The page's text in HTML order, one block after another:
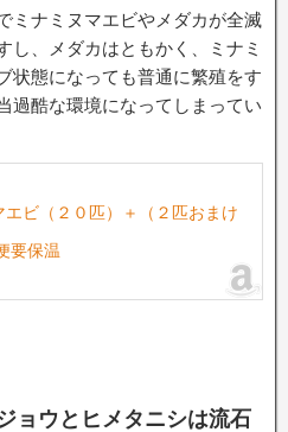
ミナミヌマエビやメダカが全滅
し、メダカはともかく、ミナミ
状態になっても普通に繁殖をす
過酷な環境になってしまってい
エビ（２０匹）＋（２匹おまけ
要保温
ョウとヒメタニシは流石